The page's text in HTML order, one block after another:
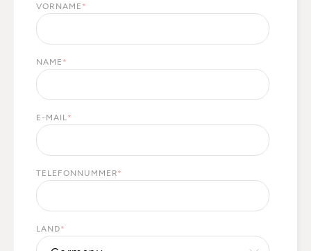
VORNAME *
NAME *
E-MAIL *
TELEFONNUMMER*
LAND*